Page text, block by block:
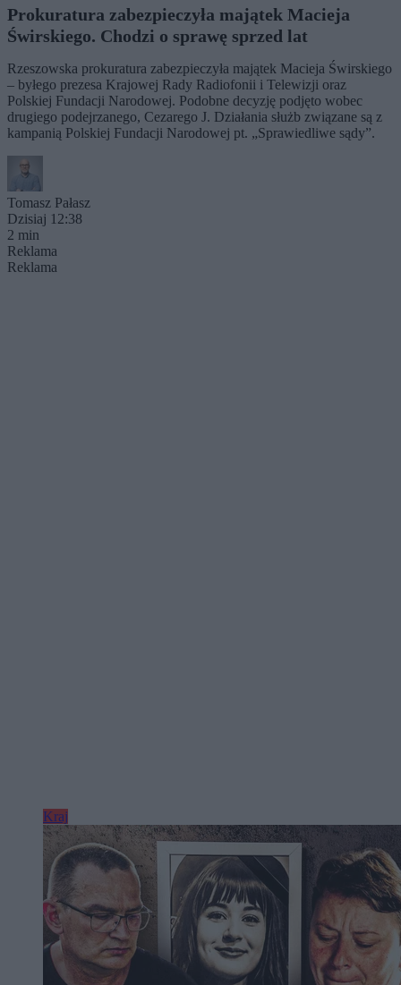
Prokuratura zabezpieczyła majątek Macieja
Świrskiego. Chodzi o sprawę sprzed lat
Rzeszowska prokuratura zabezpieczyła majątek Macieja Świrskiego
– byłego prezesa Krajowej Rady Radiofonii i Telewizji oraz
Polskiej Fundacji Narodowej. Podobne decyzję podjęto wobec
drugiego podejrzanego, Cezarego J. Działania służb związane są z
kampanią Polskiej Fundacji Narodowej pt. „Sprawiedliwe sądy”.
Tomasz Pałasz
Dzisiaj 12:38
2 min
Reklama
Reklama
Kraj